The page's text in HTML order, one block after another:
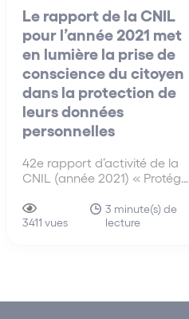
Le rapport de la CNIL
pour l’année 2021 met
en lumière la prise de
conscience du citoyen
dans la protection de
leurs données
personnelles
42e rapport d’activité de la
CNIL (année 2021) « Protéger
Accompagner l’innovation,
Préserver les libertés
jamais, c’est le respect d’un
3411 vues
3 minute(s) de
lecture